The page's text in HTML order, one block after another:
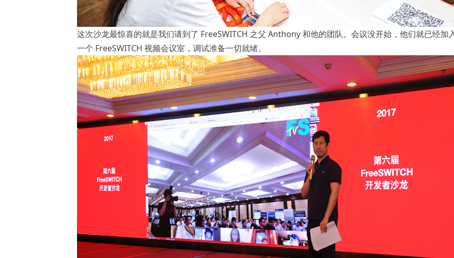
这次沙龙最惊喜的就是我们请到了 FreeSWITCH 之父 Anthony 和他的团队。会议没开始，他们就已经加
一个 FreeSWITCH 视频会议室，调试准备一切就绪。